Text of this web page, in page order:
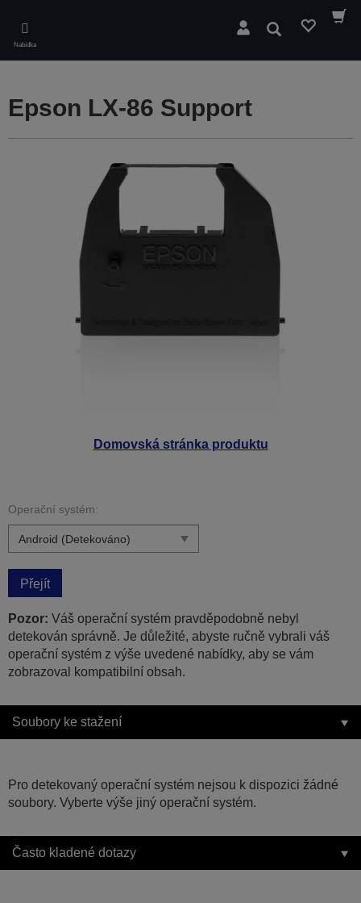
main
content
Nabídka
Hledat
Domovská stránka produktu
Epson LX-86 Support
Operační systém:
Přejít
Pozor: Váš operační systém pravděpodobně nebyl
detekován správně. Je důležité, abyste ručně vybrali váš
operační systém z výše uvedené nabídky, aby se vám
zobrazoval kompatibilní obsah.
Soubory ke stažení
Pro detekovaný operační systém nejsou k dispozici žádné
soubory. Vyberte výše jiný operační systém.
Často kladené dotazy